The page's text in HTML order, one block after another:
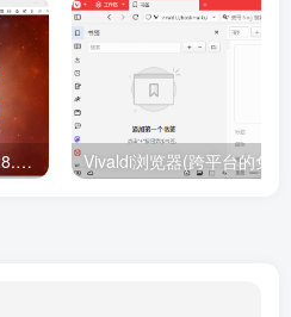
RunningCheese Firefox 128.0 便携版